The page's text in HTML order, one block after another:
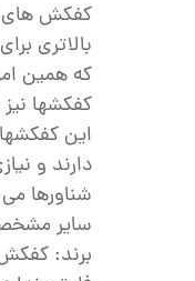
کفکش های
بالاتری
که همین
کفکشها
این
دارند و
شناورها
سایر
برند: